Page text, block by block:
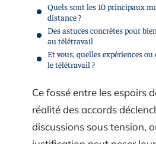
Quels sont les 10 principaux
distance ?
Des astuces concrètes pour
au télétravail
Et vous, quelles expériences
le télétravail ?
Ce fossé entre les espoirs
réalité des accords
discussions sous tension,